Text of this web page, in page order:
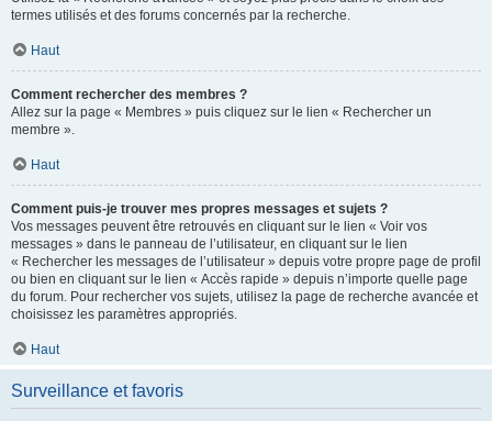
termes utilisés et des forums concernés par la recherche.
Haut
Comment rechercher des membres ?
Allez sur la page « Membres » puis cliquez sur le lien « Rechercher un
membre ».
Haut
Comment puis-je trouver mes propres messages et sujets ?
Vos messages peuvent être retrouvés en cliquant sur le lien « Voir vos
messages » dans le panneau de l’utilisateur, en cliquant sur le lien
« Rechercher les messages de l’utilisateur » depuis votre propre page de profil
ou bien en cliquant sur le lien « Accès rapide » depuis n’importe quelle page
du forum. Pour rechercher vos sujets, utilisez la page de recherche avancée et
choisissez les paramètres appropriés.
Haut
Surveillance et favoris